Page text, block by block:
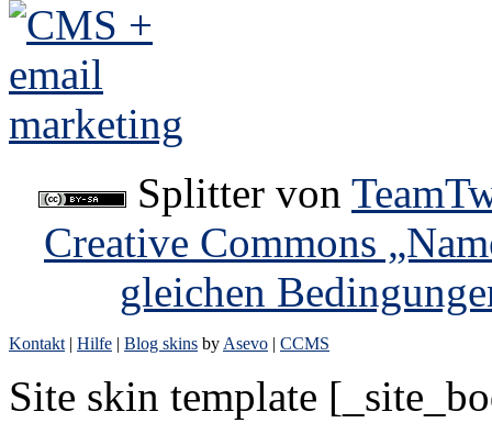
Splitter von
Creative Commons
gleichen
Kontakt | Hilfe | Blog skins by Asevo | CCMS
Site skin template